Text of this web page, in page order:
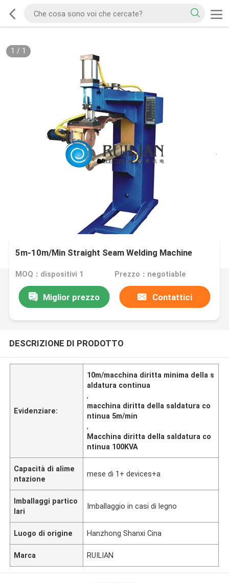
1 / 1
5m-10m/Min Straight Seam Welding Machine
MOQ：dispositivi 1 Prezzo：negotiable
Miglior prezzo Contattici
DESCRIZIONE DI PRODOTTO
Evidenziare:
10m/macchina diritta minima della s
aldatura continua
,
macchina diritta della saldatura co
ntinua 5m/min
,
Macchina diritta della saldatura co
ntinua 100KVA
Capacità di alime
ntazione
mese di 1+ devices+a
Imballaggi partico
lari
Imballaggio in casi di legno
Luogo di origine Hanzhong Shanxi Cina
Marca RUILIAN